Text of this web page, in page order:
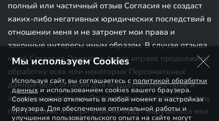
полный или частичный отзыв Согласия не создаст
каких-либо негативных юридических последствий в
отношении меня и не затронет мои права и
законные интересы иным образом. В случае отзыва
мной Согласия Оператор будет вправе продолжить
обработку всех или некоторых Персональных
данных без Согласия для осуществления прав и
законных интересов Оператора и (или) третьих лиц
при условии, что при этом не будут нарушаться мои
Мы используем Cookies
Используя сайт, вы соглашаетесь с политикой обработки
данных и использованием cookies вашего браузера.
Cookies можно отключить в любой момент в настройках
браузера. Для обеспечения оптимальной работы и
улучшения пользовательского опыта на сайте могут